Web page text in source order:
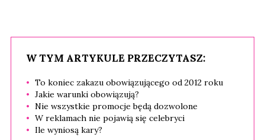
W TYM ARTYKULE PRZECZYTASZ:
To koniec zakazu obowiązującego od 2012 roku
Jakie warunki obowiązują?
Nie wszystkie promocje będą dozwolone
W reklamach nie pojawią się celebryci
Ile wyniosą kary?